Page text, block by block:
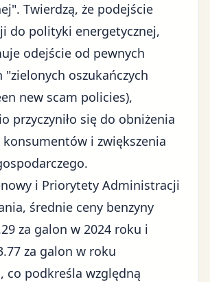
. Twierdzą, że podejście
do polityki energetycznej,
odejście od pewnych
"zielonych oszukańczych
new scam policies),
przyczyniło się do obniżenia
i zwiększenia
i Priorytety Administracji
średnie ceny benzyny
za galon w 2024 roku i
za galon w roku
co podkreśla względną